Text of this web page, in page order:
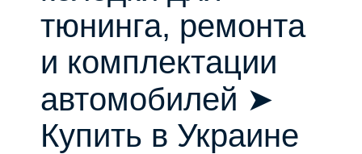
тюнинга, ремонта
и комплектации
автомобилей ➤
Купить в Украине